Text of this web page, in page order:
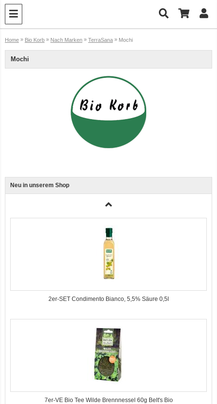
Home » Bio Korb » Nach Marken » TerraSana » Mochi
Neu in unserem Shop
Ente, Reis und Karotten 400g BioPur Bio Hundefutter
2er-SET Condimento Bianco, 5,5% Säure 0,5l
7er-VE Bio Tee Wilde Brennnessel 60g Belt's Bio
Mochi